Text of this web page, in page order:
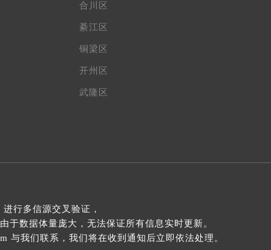
合川区
綦江区
铜梁区
开州区
武隆区
行多信源交叉验证，
数据体量庞大，无法保证所有信息实时更新。
与我们联系，我们将在收到通知后立即依法处理。